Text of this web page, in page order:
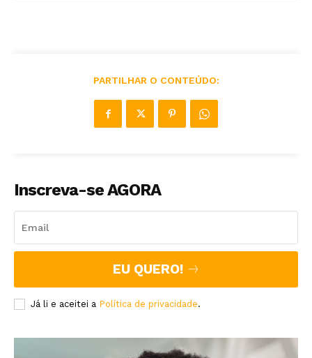
PARTILHAR O CONTEÚDO:
Inscreva-se AGORA
EU QUERO!
Já li e aceitei a Política de privacidade.